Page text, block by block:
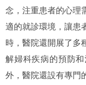
念，注重患者的心理
適的就診環境，讓患
時，醫院還開展了多
解婦科疾病的預防
外，醫院還設有專門